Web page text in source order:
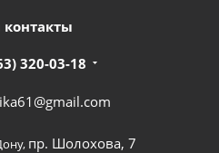
320-03-18
пр. Шолохова, 7